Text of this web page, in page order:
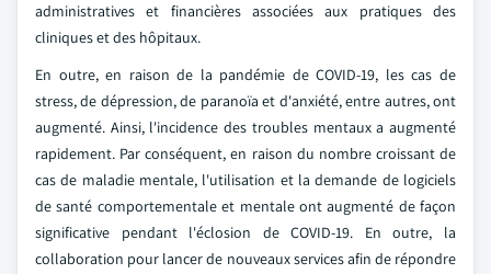
administratives et financières associées aux pratiques des
cliniques et des hôpitaux.
En outre, en raison de la pandémie de COVID-19, les cas de
stress, de dépression, de paranoïa et d'anxiété, entre autres, ont
augmenté. Ainsi, l'incidence des troubles mentaux a augmenté
rapidement. Par conséquent, en raison du nombre croissant de
cas de maladie mentale, l'utilisation et la demande de logiciels
de santé comportementale et mentale ont augmenté de façon
significative pendant l'éclosion de COVID-19. En outre, la
collaboration pour lancer de nouveaux services afin de répondre